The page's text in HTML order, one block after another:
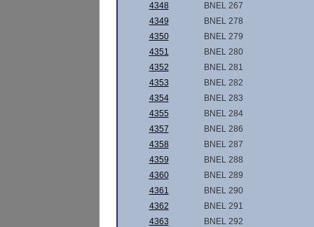
4348
BNEL 267
4349
BNEL 278
4350
BNEL 279
4351
BNEL 280
4352
BNEL 281
4353
BNEL 282
4354
BNEL 283
4355
BNEL 284
4357
BNEL 286
4358
BNEL 287
4359
BNEL 288
4360
BNEL 289
4361
BNEL 290
4362
BNEL 291
4363
BNEL 292